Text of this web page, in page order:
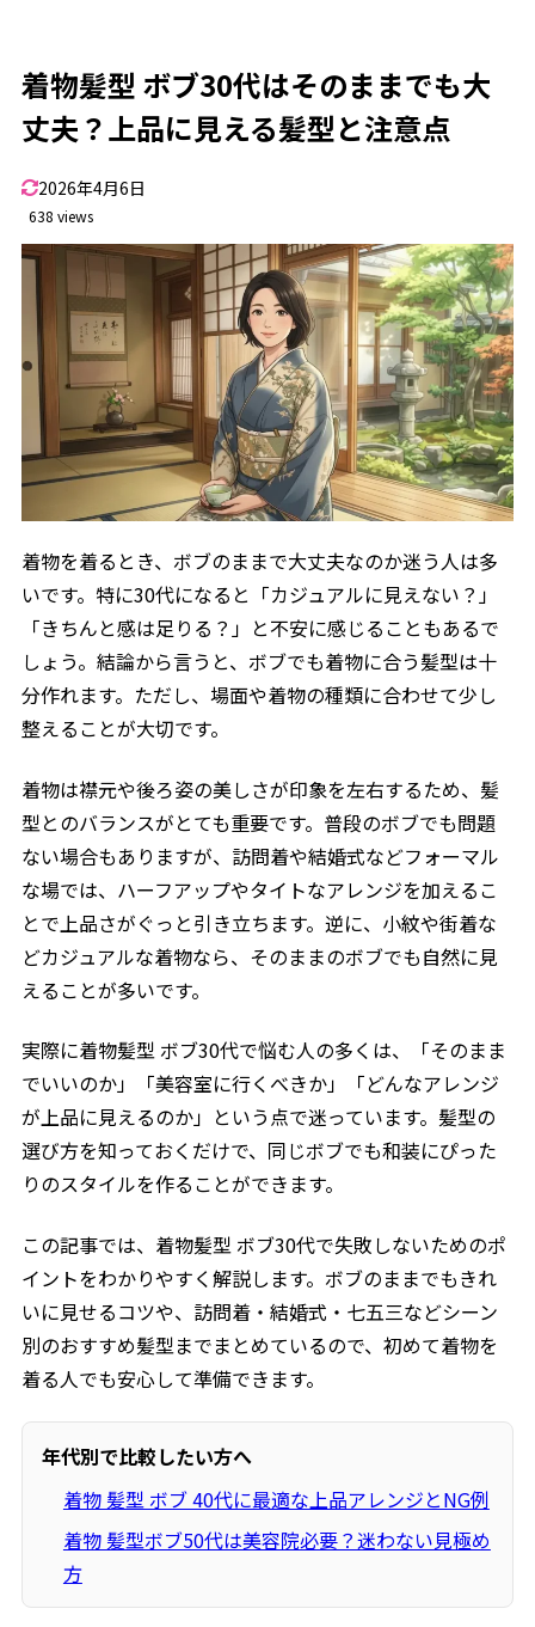
着物髪型 ボブ30代はそのままでも大
丈夫？上品に見える髪型と注意点
2026年4月6日
638 views
着物を着るとき、ボブのままで大丈夫なのか迷う人は多
いです。特に30代になると「カジュアルに見えない？」
「きちんと感は足りる？」と不安に感じることもあるで
しょう。結論から言うと、ボブでも着物に合う髪型は十
分作れます。ただし、場面や着物の種類に合わせて少し
整えることが大切です。
着物は襟元や後ろ姿の美しさが印象を左右するため、髪
型とのバランスがとても重要です。普段のボブでも問題
ない場合もありますが、訪問着や結婚式などフォーマル
な場では、ハーフアップやタイトなアレンジを加えるこ
とで上品さがぐっと引き立ちます。逆に、小紋や街着な
どカジュアルな着物なら、そのままのボブでも自然に見
えることが多いです。
実際に着物髪型 ボブ30代で悩む人の多くは、「そのまま
でいいのか」「美容室に行くべきか」「どんなアレンジ
が上品に見えるのか」という点で迷っています。髪型の
選び方を知っておくだけで、同じボブでも和装にぴった
りのスタイルを作ることができます。
この記事では、着物髪型 ボブ30代で失敗しないためのポ
イントをわかりやすく解説します。ボブのままでもきれ
いに見せるコツや、訪問着・結婚式・七五三などシーン
別のおすすめ髪型までまとめているので、初めて着物を
着る人でも安心して準備できます。
年代別で比較したい方へ
着物 髪型 ボブ 40代に最適な上品アレンジとNG例
着物 髪型ボブ50代は美容院必要？迷わない見極め
方
2.1 ボブのハーフアップ着物ヘア
上品に見える作り方
2.1.2 カジュアル回避のコツ
2.2.1
今っぽい和装スタイル
2.2.2
崩れにくい整え方
2.3 外ハネボブの着物ヘア
2.3.1
小紋や袴に合う髪型
2.3.2 フォーマルでの注意点
着物ボブはセルフか美容室
2.4.2 美容室が安心な場合
2.5
前髪ありなしの着物ボブ
2.5.1 前髪ありの柔らかさ
2.5.2
前髪なしの大人感
2.7 着物髪型ボブ30代のよくある質問Q&A
2.8 着物髪型で決まるボブ30代まとめ
40代の着物ボブも参考に
2.8.2 50代の着物ボブはこちら
2.8.3 上品に見せるポイント
2.8.4 シーン別の髪型選び